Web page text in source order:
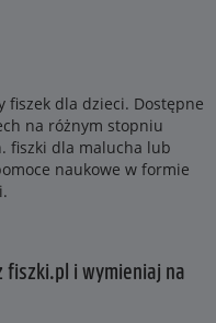
fiszek dla dzieci. Dostępne
na różnym stopniu
fiszki dla malucha lub
naukowe w formie
fiszki.pl i wymieniaj na